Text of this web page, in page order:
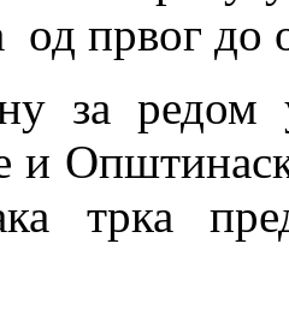
од првог до
за редом
и
трка